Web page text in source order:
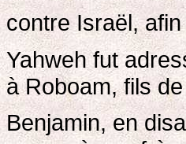
contre Israël,
Yahweh fut
à Roboam, fils
Benjamin, en